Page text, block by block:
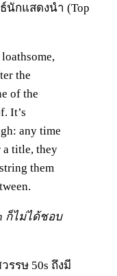
นักแสดงนำ (Top
the
of the
It’s
any time
a title, they
them
ก็ไม่ได้ชอบ
รรษ 50s ถึงมี